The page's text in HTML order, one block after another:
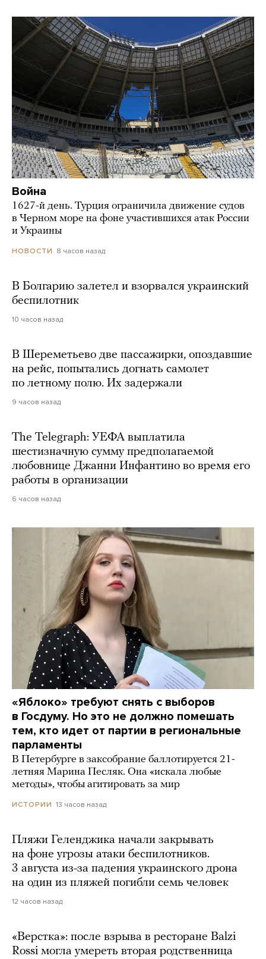
Война
1627-й день. Турция ограничила движение судов
в Черном море на фоне участившихся атак России
и Украины
НОВОСТИ 8 часов назад
В Болгарию залетел и взорвался украинский
беспилотник
10 часов назад
В Шереметьево две пассажирки, опоздавшие
на рейс, попытались догнать самолет
по летному полю. Их задержали
9 часов назад
The Telegraph: УЕФА выплатила
шестизначную сумму предполагаемой
любовнице Джанни Инфантино во время его
работы в организации
6 часов назад
«Яблоко» требуют снять с выборов
в Госдуму. Но это не должно помешать
тем, кто идет от партии в региональные
парламенты
В Петербурге в заксобрание баллотируется 21-
летняя Марина Песляк. Она «искала любые
методы», чтобы агитировать за мир
ИСТОРИИ 13 часов назад
Пляжи Геленджика начали закрывать
на фоне угрозы атаки беспилотников.
3 августа из-за падения украинского дрона
на один из пляжей погибли семь человек
12 часов назад
«Верстка»: после взрыва в ресторане Balzi
Rossi могла умереть вторая родственница